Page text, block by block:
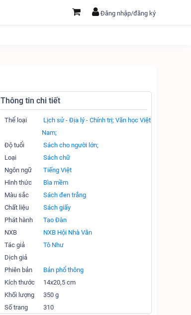
Đăng nhập/đăng ký
Thông tin chi tiết
Thể loại Lịch sử - Địa lý - Chính trị; Văn học Việt
Nam;
Độ tuổi
Sách cho người lớn;
Loại
Sách chữ
Ngôn ngữ
Tiếng Việt
Hình thức
Bìa mềm
Màu sắc
Sách đen trắng
Chất liệu
Sách giấy
Phát hành
Tao Đàn
NXB
NXB Hội Nhà Văn
Tác giả
Tô Như
Dịch giả
Phiên bản
Bản phổ thông
Kích thước
14x20,5 cm
Khối lượng
350 g
Số trang
310